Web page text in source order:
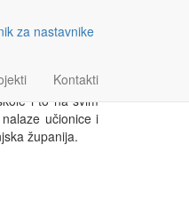
za nastavnike
Kontakti
i to na svim
učionice i
županija.